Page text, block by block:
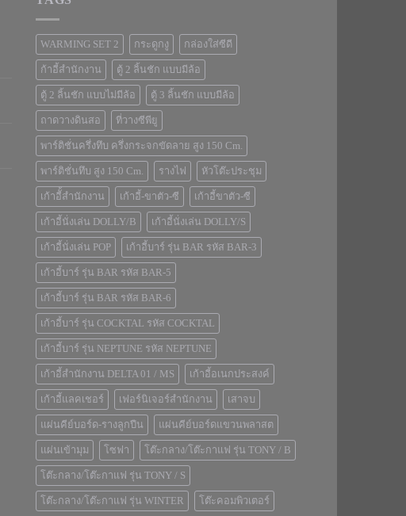
WARMING SET 2 กระดูกงู กล่องใส่ซีดี
ก้าอี้สำนักงาน ตู้ 2 ลิ้นชัก แบบมีล้อ
ตู้ 2 ลิ้นชัก แบบไม่มีล้อ ตู้ 3 ลิ้นชัก แบบมีล้อ
ถาดวางดินสอ ที่วางซีพียู
พาร์ติชั่นครึ่งทึบ ครึ่งกระจกขัดลาย สูง 150 Cm.
พาร์ติชั่นทึบ สูง 150 Cm. รางไฟ หัวโต๊ะประชุม
เก้าอีั้สำนักงาน เก้าอี้-ขาตัว-ซี เก้าอี้ขาตัว-ซี
เก้าอี้นั่งเล่น DOLLY/B เก้าอี้นั่งเล่น DOLLY/S
เก้าอี้นั่งเล่น POP เก้าอี้บาร์ รุ่น BAR รหัส BAR-3
เก้าอี้บาร์ รุ่น BAR รหัส BAR-5
เก้าอี้บาร์ รุ่น BAR รหัส BAR-6
เก้าอี้บาร์ รุ่น COCKTAL รหัส COCKTAL
เก้าอี้บาร์ รุ่น NEPTUNE รหัส NEPTUNE
เก้าอี้สำนักงาน DELTA 01 / MS เก้าอี้อเนกประสงค์
เก้าอี้แลคเชอร์ เฟอร์นิเจอร์สำนักงาน เสาจบ
แผ่นคีย์บอร์ด-รางลูกปืน แผ่นคีย์บอร์ดแขวนพลาสต
แผ่นเข้ามุม โซฟา โต๊ะกลาง/โต๊ะกาแฟ รุ่น TONY / B
โต๊ะกลาง/โต๊ะกาแฟ รุ่น TONY / S
โต๊ะกลาง/โต๊ะกาแฟ รุ่น WINTER โต๊ะคอมพิวเตอร์